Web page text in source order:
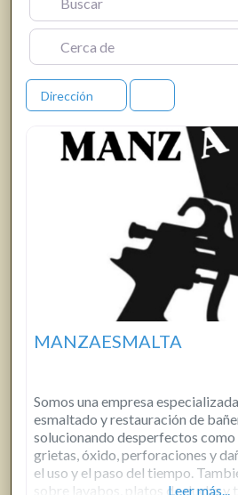
Cerca de
Dirección
MANZAESMALTA
Somos una empresa
esmaltado y restauración de
solucionando desperfectos como
grietas, óxido, perforaciones y
el uso y el paso del tiempo.
sobre lavabos, platos de ducha y
Leer más...